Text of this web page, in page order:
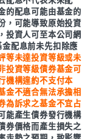
的配息可能由基金的
，可能導致原始投資
投資人可至本公司網
配息前未先扣除應
等未達投資等級或未
投資等級債券基金可
機構違約不支付本
金不適合無法承擔相
為訴求之基金不宜占
能產生債券發行機構
券價格而產生損失之